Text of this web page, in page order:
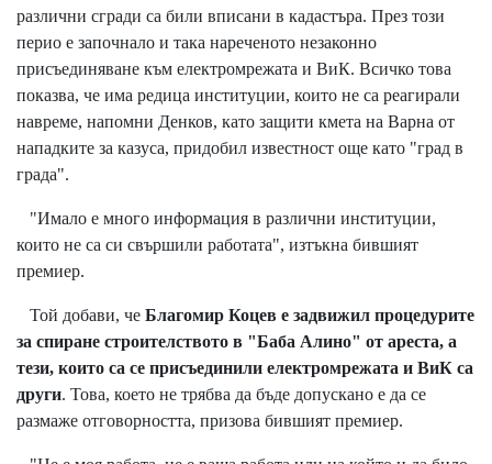
различни сгради са били вписани в кадастъра. През този
перио е започнало и така нареченото незаконно
присъединяване към електромрежата и ВиК. Всичко това
показва, че има редица институции, които не са реагирали
навреме, напомни Денков, като защити кмета на Варна от
нападките за казуса, придобил известност още като "град в
града".
"Имало е много информация в различни институции,
които не са си свършили работата", изтъкна бившият
премиер.
Той добави, че Благомир Коцев е задвижил процедурите
за спиране строителството в "Баба Алино" от ареста, а
тези, които са се присъединили електромрежата и ВиК са
други. Това, което не трябва да бъде допускано е да се
размаже отговорността, призова бившият премиер.